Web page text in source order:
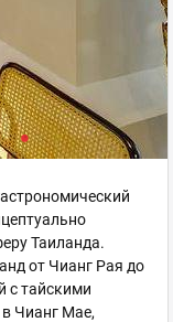
Таиланда.
от Чианг Рая до
с тайскими
Чианг Мае,